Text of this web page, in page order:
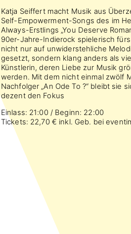
Katja Seiffert macht Musik aus
Self-Empowerment-Songs des im
Always-Erstlings „You Deserve
90er-Jahre-Indierock spielerisch
nicht nur auf unwiderstehliche
gesetzt, sondern klang anders als
Künstlerin, deren Liebe zur Musik
werden. Mit dem nicht einmal zwölf
Nachfolger „An Ode To ?“ bleibt sie
dezent den Fokus
Einlass: 21:00 / Beginn: 22:00
Tickets: 22,70 € inkl. Geb. bei